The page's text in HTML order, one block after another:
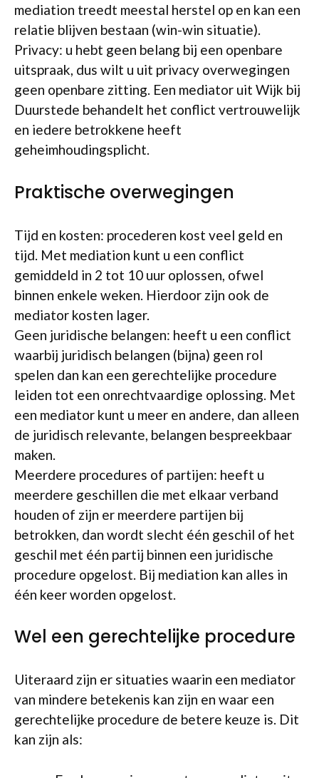
mediation treedt meestal herstel op en kan een
relatie blijven bestaan (win-win situatie).
Privacy: u hebt geen belang bij een openbare
uitspraak, dus wilt u uit privacy overwegingen
geen openbare zitting. Een mediator uit Wijk bij
Duurstede behandelt het conflict vertrouwelijk
en iedere betrokkene heeft
geheimhoudingsplicht.
Praktische overwegingen
Tijd en kosten: procederen kost veel geld en
tijd. Met mediation kunt u een conflict
gemiddeld in 2 tot 10 uur oplossen, ofwel
binnen enkele weken. Hierdoor zijn ook de
mediator kosten lager.
Geen juridische belangen: heeft u een conflict
waarbij juridisch belangen (bijna) geen rol
spelen dan kan een gerechtelijke procedure
leiden tot een onrechtvaardige oplossing. Met
een mediator kunt u meer en andere, dan alleen
de juridisch relevante, belangen bespreekbaar
maken.
Meerdere procedures of partijen: heeft u
meerdere geschillen die met elkaar verband
houden of zijn er meerdere partijen bij
betrokken, dan wordt slecht één geschil of het
geschil met één partij binnen een juridische
procedure opgelost. Bij mediation kan alles in
één keer worden opgelost.
Wel een gerechtelijke procedure
Uiteraard zijn er situaties waarin een mediator
van mindere betekenis kan zijn en waar een
gerechtelijke procedure de betere keuze is. Dit
kan zijn als: